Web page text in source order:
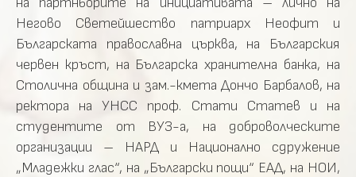
Негово Светейшество патриарх Неофит и
Българската православна църква, на Българския
червен кръст, на Българска хранителна банка, на
Столична община и зам.-кмета Дончо Барбалов, на
ректора на УНСС проф. Стати Статев и на
студентите от ВУЗ-а, на доброволческите
организации – НАРД и Национално сдружение
„Младежки глас“, на „Български пощи“ ЕАД, на НОИ,